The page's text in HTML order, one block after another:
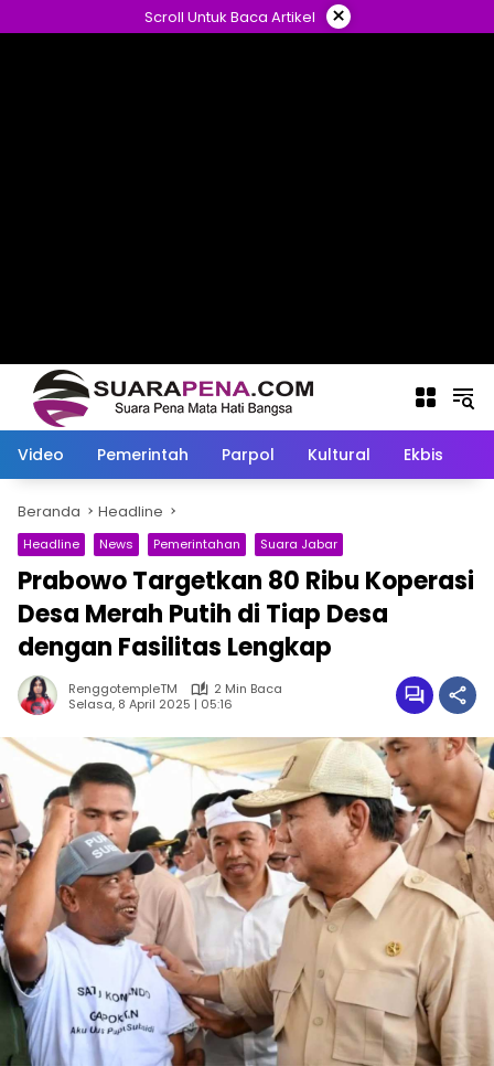
ke
Scroll Untuk Baca Artikel ×
Video Pemerintah Parpol Kultural Ekbis
Beranda Headline
Headline News Pemerintahan Suara Jabar
Prabowo Targetkan 80 Ribu Koperasi
Desa Merah Putih di Tiap Desa
dengan Fasilitas Lengkap
RenggotempleTM
2 Min Baca
Selasa, 8 April 2025 | 05:16